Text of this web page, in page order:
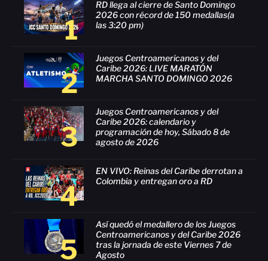
1
RD llega al cierre de Santo Domingo
2026 con récord de 150 medallas(a
las 3:20 pm)
2
Juegos Centroamericanos y del
Caribe 2026: LIVE MARATÓN
MARCHA SANTO DOMINGO 2026
3
Juegos Centroamericanos y del
Caribe 2026: calendario y
programación de hoy, Sábado 8 de
agosto de 2026
4
EN VIVO: Reinas del Caribe derrotan a
Colombia y entregan oro a RD
5
Así quedó el medallero de los Juegos
Centroamericanos y del Caribe 2026
tras la jornada de este Viernes 7 de
Agosto